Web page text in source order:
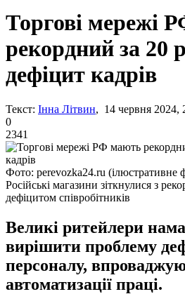
Торгові мережі
рекордний за 20
дефіцит кадрів
Текст: Інна Літвин, 14 червня 2024,
0
2341
Фото: perevozka24.ru (ілюстративне
Російські магазини зіткнулися з
дефіцитом співробітників
Великі ритейлери
вирішити проблему
персоналу,
автоматизації праці.